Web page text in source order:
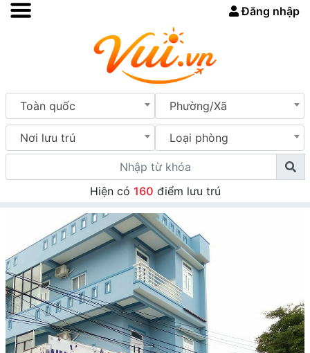
Đăng nhập
Toàn quốc Phường/Xã
Nơi lưu trú Loại phòng
Hiện có 160 điểm lưu trú